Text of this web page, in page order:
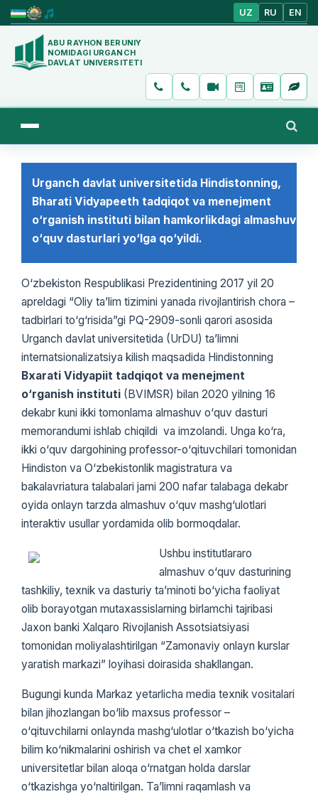
UZ RU EN
ABU RAYHON BERUNIY
NOMIDAGI URGANCH
DAVLAT UNIVERSITETI
Urganch davlat universitetida Hindistonning,
Bharati Vidyapeeth tadqiqot va menejment
о‘rganish instituti bilan hamkorlikdagi almashuv
о‘quv dasturlari yо‘lga qо‘yildi.
О‘zbekiston Respublikasi Prezidentining 2017 yil 20
apreldagi “Oliy ta’lim tizimini yanada rivojlantirish chora –
tadbirlari tо‘g‘risida”gi PQ-2909-sonli qarori asosida
Urganch davlat universitetida (UrDU) ta’limni
internatsionalizatsiya kilish maqsadida Hindistonning
Bxarati Vidyapiit tadqiqot va menejment
о‘rganish instituti (BVIMSR) bilan 2020 yilning 16
dekabr kuni ikki tomonlama almashuv о‘quv dasturi
memorandumi ishlab chiqildi va imzolandi. Unga kо‘ra,
ikki о‘quv dargohining professor-о‘qituvchilari tomonidan
Hindiston va О‘zbekistonlik magistratura va
bakalavriatura talabalari jami 200 nafar talabaga dekabr
oyida onlayn tarzda almashuv о‘quv mashg‘ulotlari
interaktiv usullar yordamida olib bormoqdalar.
Ushbu institutlararo
almashuv о‘quv dasturining
tashkiliy, texnik va dasturiy ta’minoti bо‘yicha faoliyat
olib borayotgan mutaxassislarning birlamchi tajribasi
Jaxon banki Xalqaro Rivojlanish Assotsiatsiyasi
tomonidan moliyalashtirilgan “Zamonaviy onlayn kurslar
yaratish markazi” loyihasi doirasida shakllangan.
Bugungi kunda Markaz yetarlicha media texnik vositalari
bilan jihozlangan bо‘lib maxsus professor –
о‘qituvchilarni onlaynda mashg‘ulotlar о‘tkazish bо‘yicha
bilim kо‘nikmalarini oshirish va chet el xamkor
universitetlar bilan aloqa о‘rnatgan holda darslar
о‘tkazishga yо‘naltirilgan. Ta’limni raqamlash va